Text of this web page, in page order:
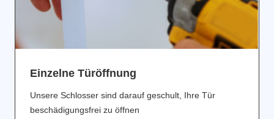
Einzelne Türöffnung
Unsere Schlosser sind darauf geschult, Ihre Tür
beschädigungsfrei zu öffnen